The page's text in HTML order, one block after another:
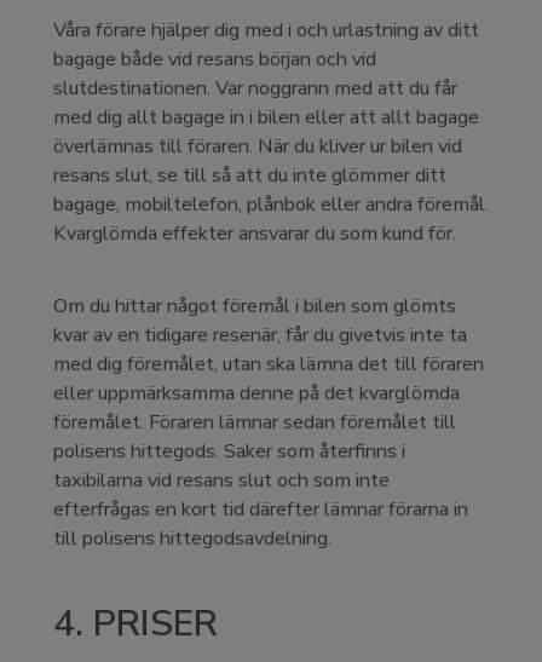
Våra förare hjälper dig med i och urlastning av ditt
bagage både vid resans början och vid
slutdestinationen. Var noggrann med att du får
med dig allt bagage in i bilen eller att allt bagage
överlämnas till föraren. När du kliver ur bilen vid
resans slut, se till så att du inte glömmer ditt
bagage, mobiltelefon, plånbok eller andra föremål.
Kvarglömda effekter ansvarar du som kund för.
Om du hittar något föremål i bilen som glömts
kvar av en tidigare resenär, får du givetvis inte ta
med dig föremålet, utan ska lämna det till föraren
eller uppmärksamma denne på det kvarglömda
föremålet. Föraren lämnar sedan föremålet till
polisens hittegods. Saker som återfinns i
taxibilarna vid resans slut och som inte
efterfrågas en kort tid därefter lämnar förarna in
till polisens hittegodsavdelning.
4. PRISER